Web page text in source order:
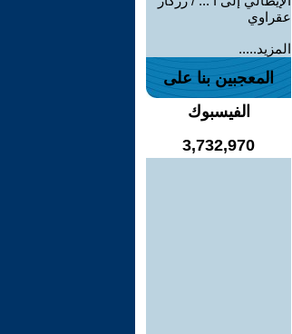
عقراوي
المزيد.....
المعجبين بنا على
الفيسبوك
3,732,970